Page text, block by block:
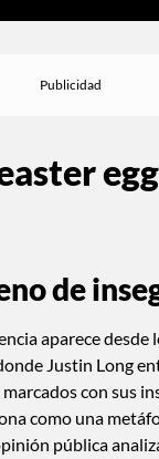
de
aparece desde
Justin Long
con sus
como una
pública